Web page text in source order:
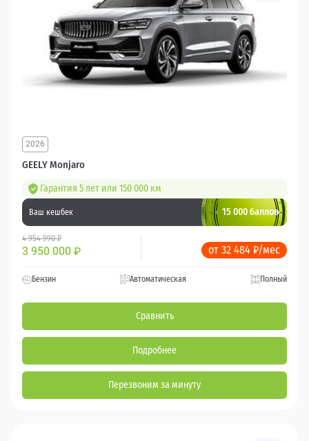
GEELY Monjaro
2026
Гарантия 5 лет или 150 000 км
Ваш кешбек 15 000 баллов
4 954 990 ₽
3 950 000 ₽ от 32 484 ₽/мес
Бензин Автоматическая Полный
Сравнить
Подробнее
Перезвоним за минуту